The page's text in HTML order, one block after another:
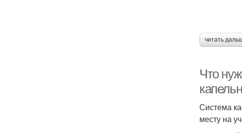
читать
Что
Система
месту на